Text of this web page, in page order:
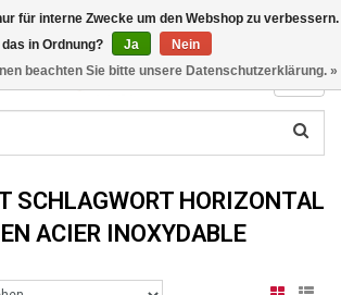
INFO@RADIATORS.SHOP
SCHLAGWORT HORIZONTAL
ACIER INOXYDABLE
für interne Zwecke um den Webshop zu verbessern.
das in Ordnung?
Ja
Nein
beachten Sie bitte unsere Datenschutzerklärung. »